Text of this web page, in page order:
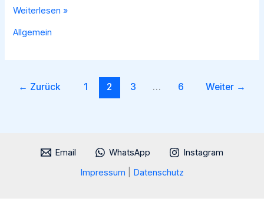
Welche
dürfen
Weiterlesen »
Allgemein
← Zurück 1 2 3 … 6 Weiter →
Email WhatsApp
Instagram
Impressum
Datenschutz